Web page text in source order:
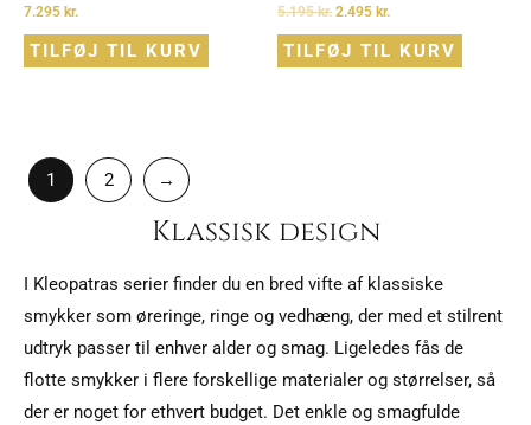
7.295 kr.
TILFØJ TIL KURV
5.195kr. 2.495 kr.
TILFØJ TIL KURV
1 2 →
Klassisk design
I Kleopatras serier finder du en bred vifte af klassiske
smykker som øreringe, ringe og vedhæng, der med et stilrent
udtryk passer til enhver alder og smag. Ligeledes fås de
flotte smykker i flere forskellige materialer og størrelser, så
der er noget for ethvert budget. Det enkle og smagfulde